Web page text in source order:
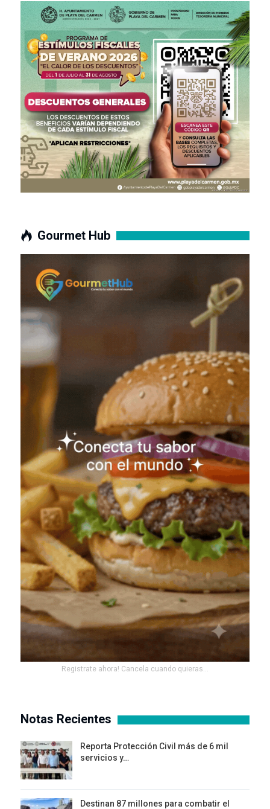
Gourmet Hub
Registrate ahora! Cancela cuando quieras...
Notas Recientes
Reporta Protección Civil más de 6 mil
servicios y…
Destinan 87 millones para combatir el